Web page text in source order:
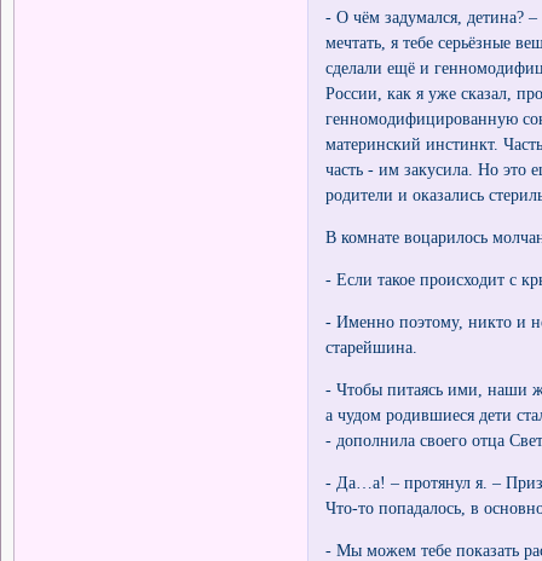
- О чём задумался, детина?
мечтать, я тебе серьёзные
сделали ещё и
России, как я уже сказал,
генномодифицированную
материнский инстинкт.
часть - им закусила. Но это
родители и оказались
В комнате воцарилось
- Если такое происходит с
- Именно поэтому, никто и
старейшина.
- Чтобы питаясь ими, наши
а чудом родившиеся дети
- дополнила своего отца
- Да…а! – протянул я. –
Что-то попадалось, в
- Мы можем тебе показать